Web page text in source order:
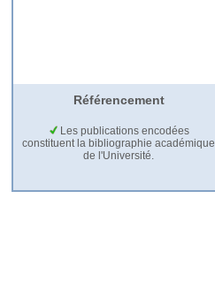
Référencement
Les publications encodées
constituent la bibliographie académique
de l'Université.